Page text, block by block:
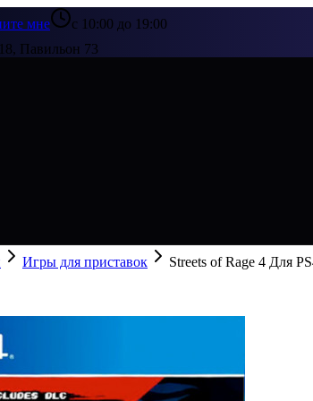
мне
с 10:00 до 19:00
Павильон 73
Игры для приставок
Streets of Rage 4 Для